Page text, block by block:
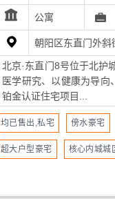
公寓
朝阳区东直门外斜
北京·东直门8号位于北护
医学研究、以健康为导向
铂金认证住宅项目...
均已售出,私宅 傍水豪宅
超大户型豪宅 核心内城城